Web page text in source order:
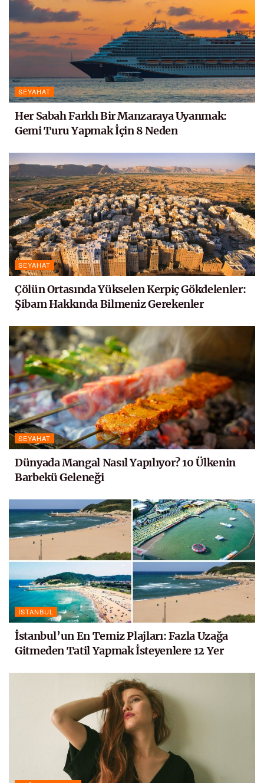
SEYAHAT
Her Sabah Farklı Bir Manzaraya Uyanmak:
Gemi Turu Yapmak İçin 8 Neden
SEYAHAT
Çölün Ortasında Yükselen Kerpiç Gökdelenler:
Şibam Hakkında Bilmeniz Gerekenler
SEYAHAT
Dünyada Mangal Nasıl Yapılıyor? 10 Ülkenin
Barbekü Geleneği
İSTANBUL
İstanbul’un En Temiz Plajları: Fazla Uzağa
Gitmeden Tatil Yapmak İsteyenlere 12 Yer